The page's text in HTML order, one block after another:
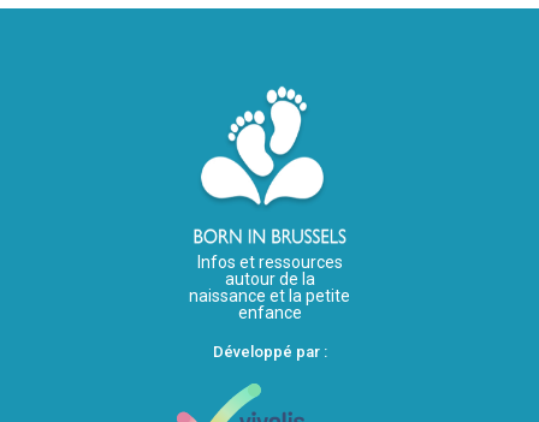
Infos et ressources
autour de la
naissance et la petite
enfance
Développé par :